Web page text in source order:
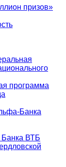
призов»
программа
Банка
Банка ВТБ